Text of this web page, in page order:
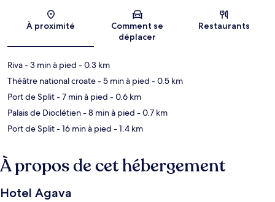
Carte
À proximité
Comment se
déplacer
Restaurants
Riva- 3 min à pied - 0.3 km
Théâtre national croate- 5 min à pied - 0.5 km
Port de Split- 7 min à pied - 0.6 km
Palais de Dioclétien- 8 min à pied - 0.7 km
Port de Split- 16 min à pied - 1.4 km
À propos de cet hébergement
Hotel Agava